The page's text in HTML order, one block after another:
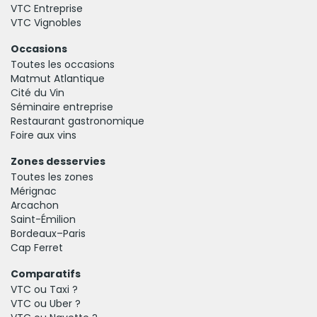
VTC Entreprise
VTC Vignobles
Occasions
Toutes les occasions
Matmut Atlantique
Cité du Vin
Séminaire entreprise
Restaurant gastronomique
Foire aux vins
Zones desservies
Toutes les zones
Mérignac
Arcachon
Saint-Émilion
Bordeaux–Paris
Cap Ferret
Comparatifs
VTC ou Taxi ?
VTC ou Uber ?